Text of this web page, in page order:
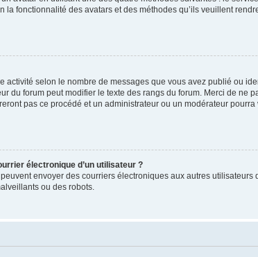
la fonctionnalité des avatars et des méthodes qu’ils veuillent
activité selon le nombre de messages que vous avez publié ou
du forum peut modifier le texte des rangs du forum. Merci de ne
pas ce procédé et un administrateur ou un modérateur
électronique d’un utilisateur ?
envoyer des courriers électroniques aux autres
ou des robots.